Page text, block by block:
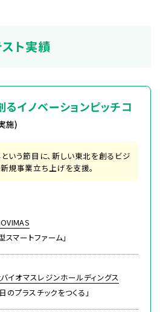
ト実績
るイノベーションピッチコ
施)
いう節目に、新しい東北を創るビジ
規事業立ち上げを支援。
マートファーム」
イオマスレジンホールディングス
プラスチックをつくる」